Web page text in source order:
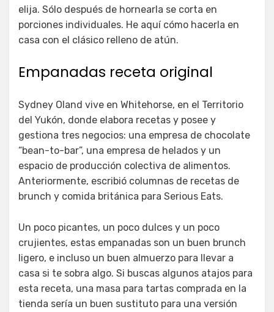
elija. Sólo después de hornearla se corta en
porciones individuales. He aquí cómo hacerla en
casa con el clásico relleno de atún.
Empanadas receta original
Sydney Oland vive en Whitehorse, en el Territorio
del Yukón, donde elabora recetas y posee y
gestiona tres negocios: una empresa de chocolate
“bean-to-bar”, una empresa de helados y un
espacio de producción colectiva de alimentos.
Anteriormente, escribió columnas de recetas de
brunch y comida británica para Serious Eats.
Un poco picantes, un poco dulces y un poco
crujientes, estas empanadas son un buen brunch
ligero, e incluso un buen almuerzo para llevar a
casa si te sobra algo. Si buscas algunos atajos para
esta receta, una masa para tartas comprada en la
tienda sería un buen sustituto para una versión